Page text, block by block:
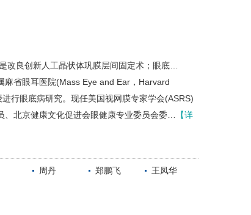
改良创新人工晶状体巩膜层间固定术；眼底…
麻省眼耳医院(Mass Eye and Ear，Harvard
行眼底病研究。现任美国视网膜专家学会(ASRS)
、北京健康文化促进会眼健康专业委员会委…
【详
周丹 郑鹏飞
王凤华